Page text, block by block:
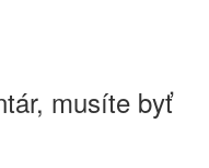
musíte byť